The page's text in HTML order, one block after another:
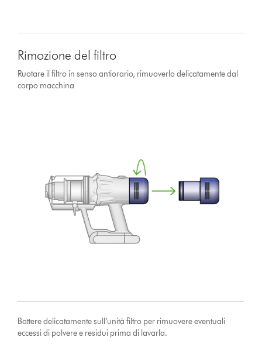
Rimozione del filtro
Ruotare il filtro in senso antiorario, rimuoverlo delicatamente dal
corpo macchina
Battere delicatamente sull’unità filtro per rimuovere eventuali
eccessi di polvere e residui prima di lavarla.